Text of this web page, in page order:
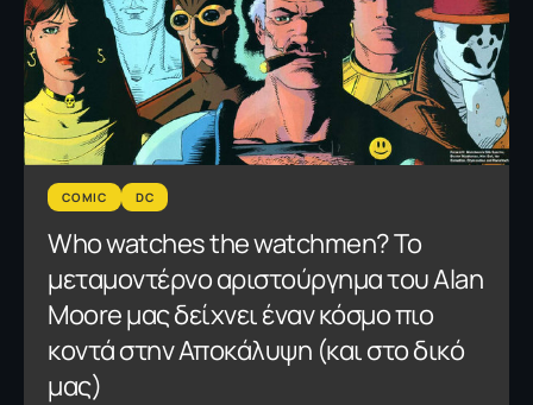
COMIC DC
Who watches the watchmen? Το
μεταμοντέρνο αριστούργημα του Alan
Moore μας δείχνει έναν κόσμο πιο
κοντά στην Αποκάλυψη (και στο δικό
μας)